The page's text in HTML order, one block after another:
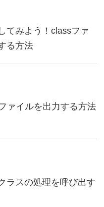
てみよう！classファ
る方法
ァイルを出力する方法
ラスの処理を呼び出す